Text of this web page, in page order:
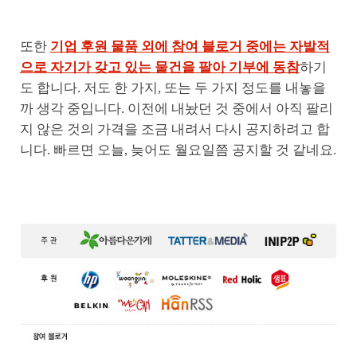
또한 기업 후원 물품 외에 참여 블로거 중에는 자발적
으로 자기가 갖고 있는 물건을 팔아 기부에 동참하기
도 합니다. 저도 한 가지, 또는 두 가지 정도를 내놓을
까 생각 중입니다. 이전에 내놨던 것 중에서 아직 팔리
지 않은 것의 가격을 조금 내려서 다시 공지하려고 합
니다. 빠르면 오늘, 늦어도 월요일쯤 공지할 것 같네요.